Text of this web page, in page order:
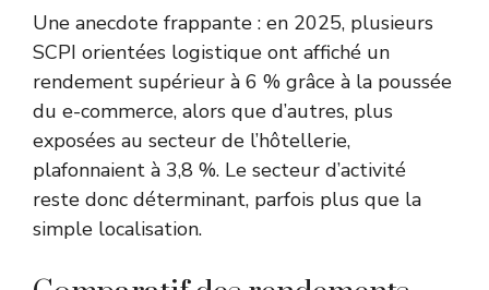
Une anecdote frappante : en 2025, plusieurs
SCPI orientées logistique ont affiché un
rendement supérieur à 6 % grâce à la poussée
du e-commerce, alors que d’autres, plus
exposées au secteur de l’hôtellerie,
plafonnaient à 3,8 %. Le secteur d’activité
reste donc déterminant, parfois plus que la
simple localisation.